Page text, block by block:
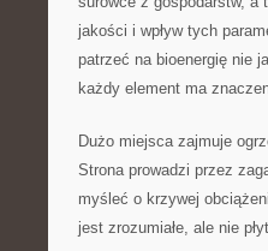
jakości i wpływ tych
patrzeć na bioenergię nie
każdy element ma
Dużo miejsca zajmuje
Strona prowadzi przez
myśleć o krzywej
jest zrozumiałe, ale nie